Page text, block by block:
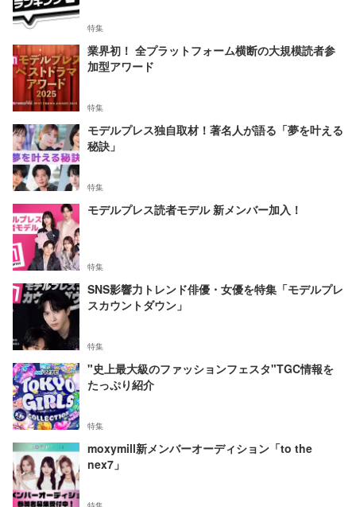
特集
業界初！ 全プラットフォーム横断の大規模読者参
加型アワード
特集
モデルプレス独自取材！著名人が語る「夢を叶える
秘訣」
特集
モデルプレス読者モデル 新メンバー加入！
特集
SNS影響力トレンド俳優・女優を特集「モデルプレ
スカウントダウン」
特集
"史上最大級のファッションフェスタ"TGC情報を
たっぷり紹介
特集
moxymill新メンバーオーディション「to the
nex7」